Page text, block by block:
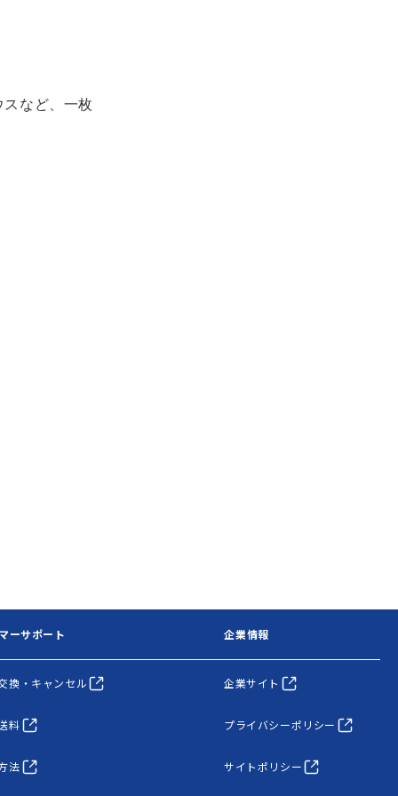
など、一枚
ーサポート 企業情報
換・キャンセル
料
法
企業サイト
プライバシーポリシー
サイトポリシー